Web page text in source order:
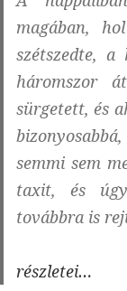
magában,
szétszedte,
háromszor
sürgetett, és
semmi sem
taxit, és
továbbra is
Amikor
részletei…